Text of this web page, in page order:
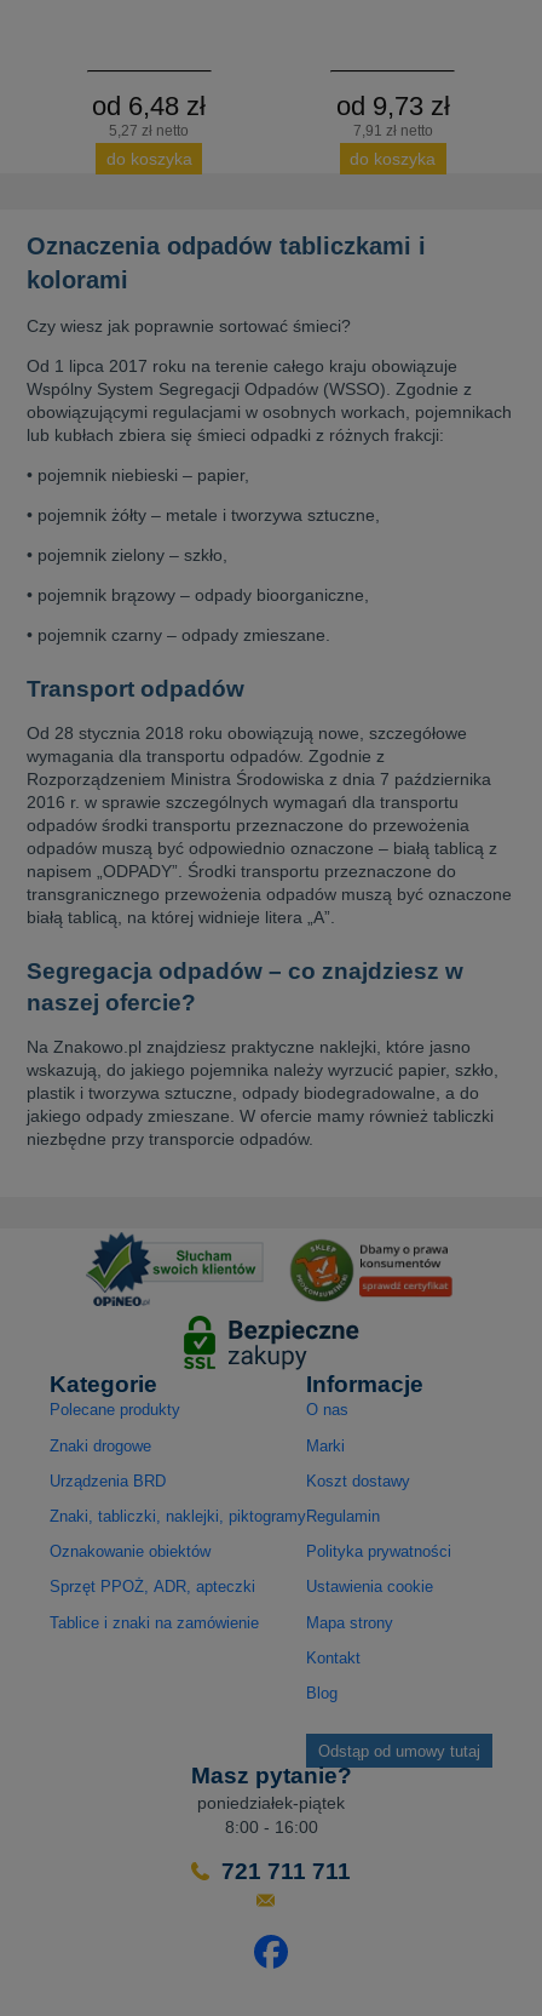
od 6,48 zł
5,27 zł netto
do koszyka
od 9,73 zł
7,91 zł netto
do koszyka
Oznaczenia odpadów tabliczkami i
kolorami
Czy wiesz jak poprawnie sortować śmieci?
Od 1 lipca 2017 roku na terenie całego kraju obowiązuje
Wspólny System Segregacji Odpadów (WSSO). Zgodnie z
obowiązującymi regulacjami w osobnych workach, pojemnikach
lub kubłach zbiera się śmieci odpadki z różnych frakcji:
• pojemnik niebieski – papier,
• pojemnik żółty – metale i tworzywa sztuczne,
• pojemnik zielony – szkło,
• pojemnik brązowy – odpady bioorganiczne,
• pojemnik czarny – odpady zmieszane.
Transport odpadów
Od 28 stycznia 2018 roku obowiązują nowe, szczegółowe
wymagania dla transportu odpadów. Zgodnie z
Rozporządzeniem Ministra Środowiska z dnia 7 października
2016 r. w sprawie szczególnych wymagań dla transportu
odpadów środki transportu przeznaczone do przewożenia
odpadów muszą być odpowiednio oznaczone – białą tablicą z
napisem „ODPADY”. Środki transportu przeznaczone do
transgranicznego przewożenia odpadów muszą być oznaczone
białą tablicą, na której widnieje litera „A”.
Segregacja odpadów – co znajdziesz w
naszej ofercie?
Na Znakowo.pl znajdziesz praktyczne naklejki, które jasno
wskazują, do jakiego pojemnika należy wyrzucić papier, szkło,
plastik i tworzywa sztuczne, odpady biodegradowalne, a do
jakiego odpady zmieszane. W ofercie mamy również tabliczki
niezbędne przy transporcie odpadów.
Kategorie
Polecane produkty
Znaki drogowe
Urządzenia BRD
Znaki, tabliczki, naklejki, piktogramy
Oznakowanie obiektów
Sprzęt PPOŻ, ADR, apteczki
Tablice i znaki na zamówienie
Informacje
O nas
Marki
Koszt dostawy
Regulamin
Polityka prywatności
Ustawienia cookie
Mapa strony
Kontakt
Blog
Odstąp od umowy tutaj
Masz pytanie?
poniedziałek-piątek
8:00 - 16:00
721 711 711
Odwiedź nasz profil na